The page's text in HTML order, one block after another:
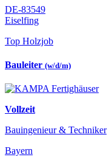
DE-83549
Eiselfing
Top Holzjob
Bauleiter (w/d/m)
Vollzeit
Bauingenieur & Techniker
Bayern